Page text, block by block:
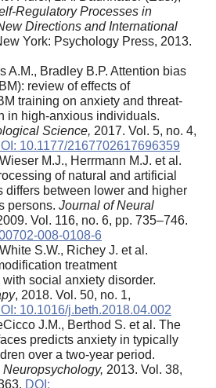
Regulatory Processes in
Directions and International
York: Psychology Press, 2013.
A.M., Bradley B.P. Attention bias
review of effects of
training on anxiety and threat-
in high-anxious individuals.
Science, 2017. Vol. 5, no. 4,
10.1177/2167702617696359
M.J., Herrmann M.J. et al.
of natural and artificial
differs between lower and higher
persons. Journal of Neural
Vol. 116, no. 6, pp. 735–746.
008-0108-6
S.W., Richey J. et al.
treatment
social anxiety disorder.
, 2018. Vol. 50, no. 1,
10.1016/j.beth.2018.04.002
J.M., Berthod S. et al. The
predicts anxiety in typically
over a two-year period.
2013. Vol. 38,
DOI: